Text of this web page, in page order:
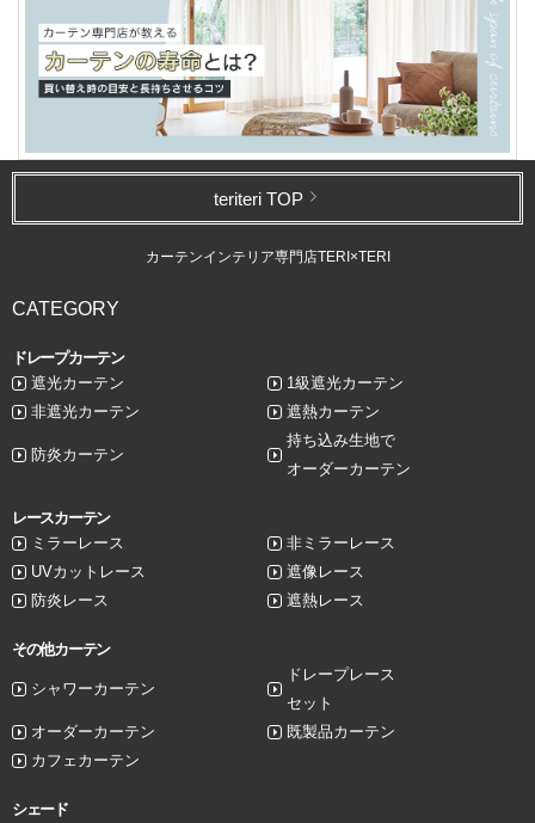
teriteri TOP
カーテンインテリア専門店TERI×TERI
CATEGORY
ドレープカーテン
遮光カーテン
1級遮光カーテン
非遮光カーテン
遮熱カーテン
防炎カーテン
持ち込み生地で
オーダーカーテン
レースカーテン
ミラーレース
非ミラーレース
UVカットレース
遮像レース
防炎レース
遮熱レース
その他カーテン
シャワーカーテン
ドレープレース
セット
オーダーカーテン
既製品カーテン
カフェカーテン
シェード